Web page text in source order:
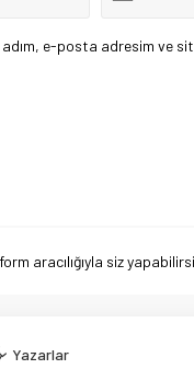
e-posta adresim ve
aracılığıyla siz
Yazarlar